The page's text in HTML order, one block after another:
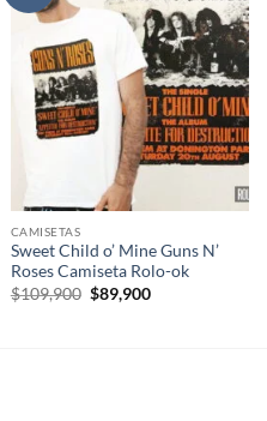
CAMISETAS
Sweet Child o’ Mine Guns N’
Roses Camiseta Rolo-ok
$109,900 El
precio
$89,900El